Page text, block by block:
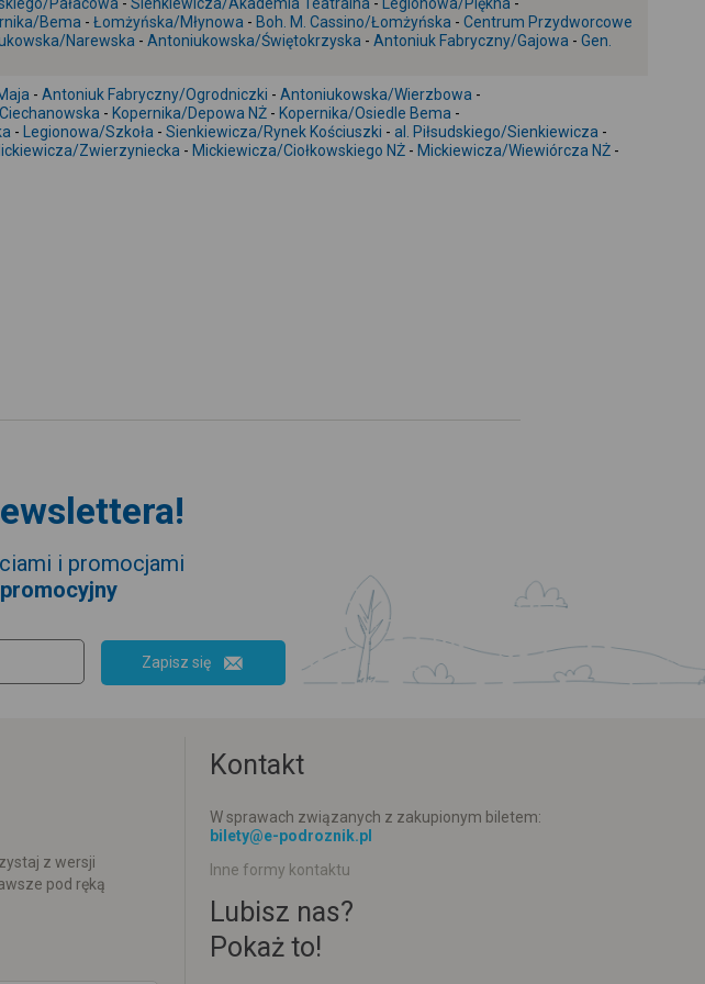
+
Bema - Łomżyńska/Młynowa - Boh. M. Cassino/Łomżyńska - Centrum Przydworcowe
Narewska - Antoniukowska/Świętokrzyska - Antoniuk Fabryczny/Gajowa - Gen.
- Antoniuk Fabryczny/Ogrodniczki - Antoniukowska/Wierzbowa -
- Kopernika/Depowa NŻ - Kopernika/Osiedle Bema -
- Legionowa/Szkoła - Sienkiewicza/Rynek Kościuszki - al. Piłsudskiego/Sienkiewicza -
Zwierzyniecka - Mickiewicza/Ciołkowskiego NŻ - Mickiewicza/Wiewiórcza NŻ -
i promocjami
Zapisz się
z wersji
pod ręką
Kontakt
W sprawach związanych z zakupionym biletem:
bilety@e-podroznik.pl
Inne formy kontaktu
Lubisz nas?
Pokaż to!